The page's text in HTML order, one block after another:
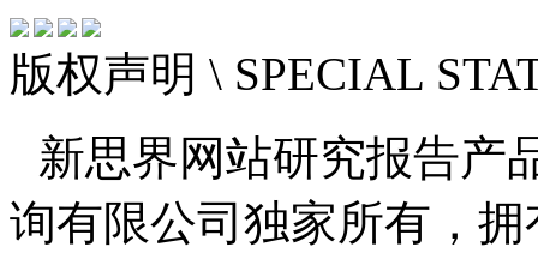
版权声明 \ SPECIAL
新思界网站研究报告产
询有限公司独家所有，